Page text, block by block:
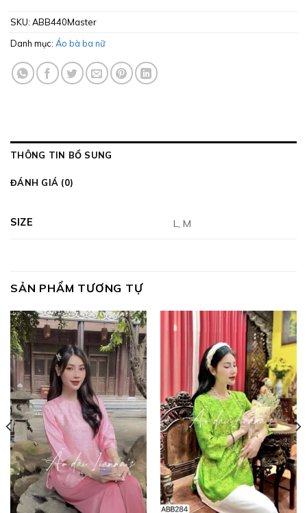
SKU: ABB440Master
Danh mục: Áo bà ba nữ
THÔNG TIN BỔ SUNG
ĐÁNH GIÁ (0)
SIZE L, M
SẢN PHẨM TƯƠNG TỰ